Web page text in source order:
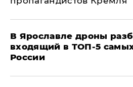
В Ярославле дроны
входящий в ТОП-5
России